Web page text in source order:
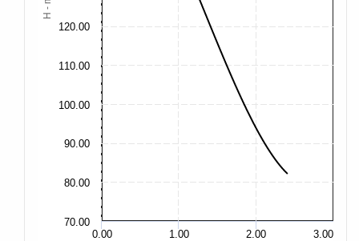
H - m
0.00 1.00 2.00 3.00
70.00
80.00
90.00
100.00
110.00
120.00